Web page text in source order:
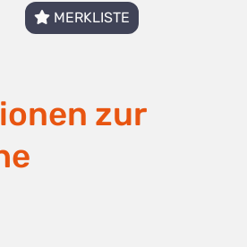
MERKLISTE
zur